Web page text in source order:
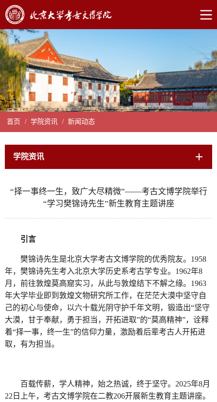
首页 / 学院资讯 / 新闻动态
学院资讯
“择一事终一生，致广大尽精微”——考古文博学院举行
“学习樊锦诗先生”新生教育主题讲座
引言
樊锦诗先生是北京大学考古文博学院的优秀院友。1958
年，樊锦诗先生考入北京大学历史系考古学专业。1962年8
月，前往敦煌莫高窟实习，从此与敦煌结下不解之缘。1963
年大学毕业即到敦煌文物研究所工作，在茫茫大漠中坚守自
己的初心与使命，以六十载光阴守护千年文明，锻造出“坚守
大漠，甘于奉献，勇于担当，开拓进取”的“莫高精神”，诠释
着“择一事，终一生”的信仰力量，激励着后辈考古人开拓进
取，有为担当。
百载传薪，学人精神，始之热诚，终于坚守。2025年8月
22日上午，考古文博学院在二教206开展新生教育主题讲座。